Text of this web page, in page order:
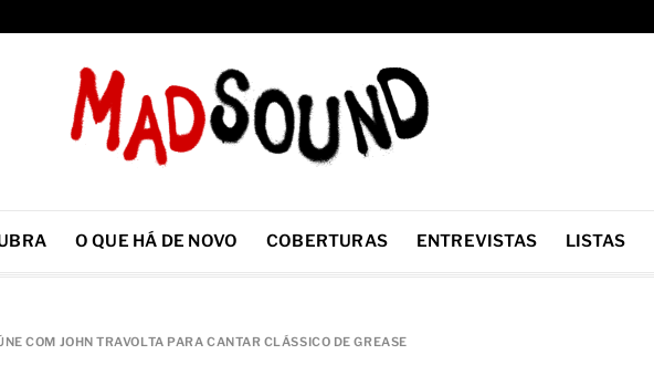
O QUE HÁ DE NOVO COBERTURAS ENTREVISTAS LISTAS
COM JOHN TRAVOLTA PARA CANTAR CLÁSSICO DE GREASE